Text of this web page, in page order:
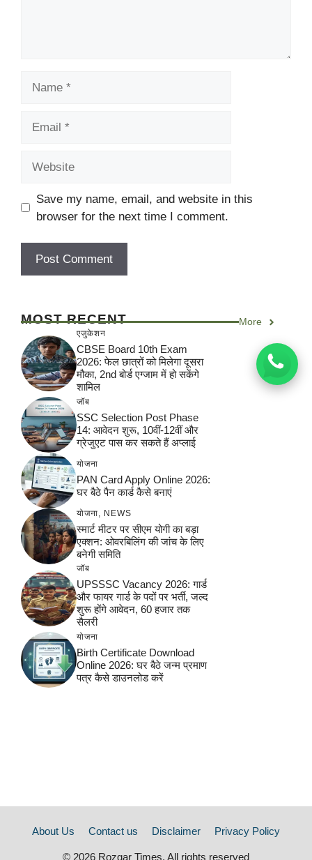
Save my name, email, and website in this
browser for the next time I comment.
MOST RECENT More
एजुकेशन
CBSE Board 10th Exam
2026: फेल छात्रों को मिलेगा दूसरा
मौका, 2nd बोर्ड एग्जाम में हो सकेंगे
शामिल
जॉब
SSC Selection Post Phase
14: आवेदन शुरू, 10वीं-12वीं और
ग्रेजुएट पास कर सकते हैं अप्लाई
योजना
PAN Card Apply Online 2026:
घर बैठे पैन कार्ड कैसे बनाएं
योजना, NEWS
स्मार्ट मीटर पर सीएम योगी का बड़ा
एक्शन: ओवरबिलिंग की जांच के लिए
बनेगी समिति
जॉब
UPSSSC Vacancy 2026: गार्ड
और फायर गार्ड के पदों पर भर्ती, जल्द
शुरू होंगे आवेदन, 60 हजार तक
सैलरी
योजना
Birth Certificate Download
Online 2026: घर बैठे जन्म प्रमाण
पत्र कैसे डाउनलोड करें
About Us Contact us Disclaimer Privacy Policy
© 2026 Rozgar Times. All rights reserved